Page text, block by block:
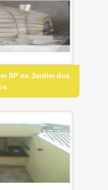
SP no Jardim dos